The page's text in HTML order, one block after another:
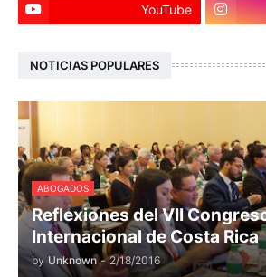
YouTube
NOTICIAS POPULARES
ABOGADOS
Reflexiones del VII
Internacional de Costa Rica
by Unknown - 2/18/2016